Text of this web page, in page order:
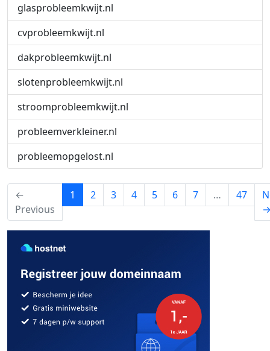
glasprobleemkwijt.nl
cvprobleemkwijt.nl
dakprobleemkwijt.nl
slotenprobleemkwijt.nl
stroomprobleemkwijt.nl
probleemverkleiner.nl
probleemopgelost.nl
←
Previous
1 (current)
2 3 4 5 6 7 … 47